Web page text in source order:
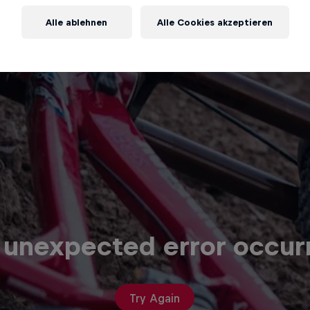
error
Try Again
Alle ablehnen Alle Cookies akzeptieren